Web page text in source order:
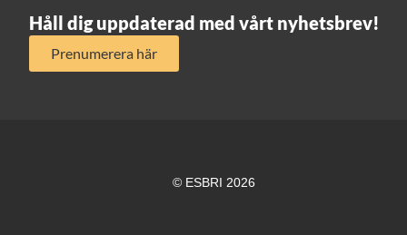
Håll dig uppdaterad med vårt nyhetsbrev!
Prenumerera här
© ESBRI 2026